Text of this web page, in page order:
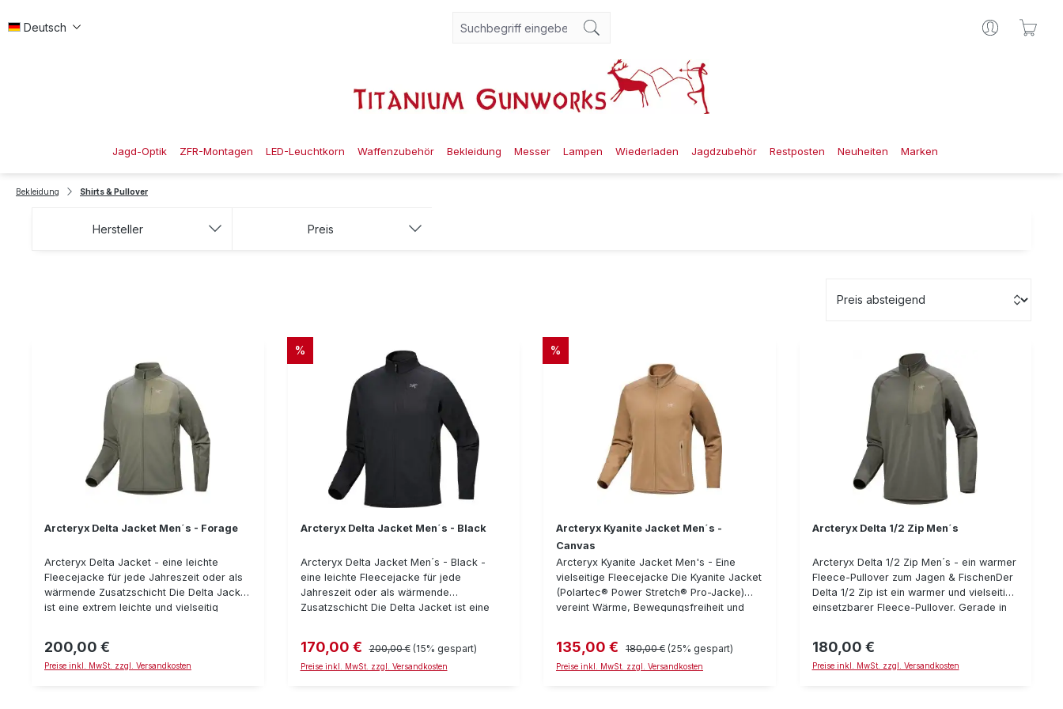
Deutsch
Jagd-Optik ZFR-Montagen LED-Leuchtkorn Waffenzubehör Bekleidung Messer Lampen Wiederladen Jagdzubehör Restposten Neuheiten Marken
Bekleidung Shirts & Pullover
Hersteller Preis
Arcteryx Delta Jacket Men´s - Forage
Arcteryx Delta Jacket - eine leichte
Fleecejacke für jede Jahreszeit oder als
wärmende Zusatzschicht Die Delta Jacket
ist eine extrem leichte und vielseitig
glatten Oberfläche. In der warmen
Jahreszeit ist sie alleine vollkommen
Regulärer Preis:
200,00 €
Preise inkl. MwSt. zzgl. Versandkosten
RABATT
%
Arcteryx Delta Jacket Men´s - Black
Arcteryx Delta Jacket Men´s - Black -
eine leichte Fleecejacke für jede
Jahreszeit oder als wärmende
Zusatzschicht Die Delta Jacket ist eine
Struktur und außen einer glatten
Oberfläche. In der warmen Jahreszeit ist
Verkaufspreis:
170,00 € Regulärer Preis:
200,00 € (15% gespart)
Preise inkl. MwSt. zzgl. Versandkosten
RABATT
%
Arcteryx Kyanite Jacket Men´s -
Canvas
Arcteryx Kyanite Jacket Men's - Eine
vielseitige Fleecejacke Die Kyanite Jacket
(Polartec® Power Stretch® Pro-Jacke)
vereint Wärme, Bewegungsfreiheit und
werden, lässt sich aber auch gut solo
tragen. Das abriebfeste Nylon-
Verkaufspreis:
135,00 € Regulärer Preis:
180,00 € (25% gespart)
Preise inkl. MwSt. zzgl. Versandkosten
Arcteryx Delta 1/2 Zip Men´s
Arcteryx Delta 1/2 Zip Men´s - ein warmer
Fleece-Pullover zum Jagen & FischenDer
Delta 1/2 Zip ist ein warmer und vielseitig
einsetzbarer Fleece-Pullover. Gerade in
langen Reißverschluss läßt sich die
"Wärme" der Aktivität gut anpassen und
Regulärer Preis:
180,00 €
Preise inkl. MwSt. zzgl. Versandkosten